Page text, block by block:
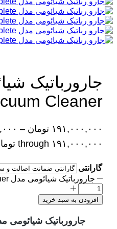
Cleaner
۱۹۱,۰۰۰,۰۰۰ تومان –
through ۱۹۱,۰۰۰,۰۰۰ تومان
گارانتی
جارورباتیک شیائومی مدل Dreame X40 Ultra Complete Robot Vacuum Cleaner عدد
افزودن به سبد خرید